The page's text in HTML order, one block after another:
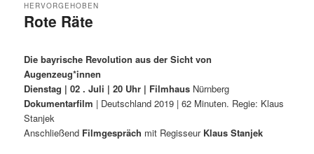
Rote Räte
HERVORGEHOBEN
Die bayrische Revolution aus der Sicht von
Augenzeug*innen
Dienstag | 02 . Juli | 20 Uhr | Filmhaus Nürnberg
Dokumentarfilm | Deutschland 2019 | 62 Minuten. Regie: Klaus
Stanjek
Anschließend Filmgespräch mit Regisseur Klaus Stanjek